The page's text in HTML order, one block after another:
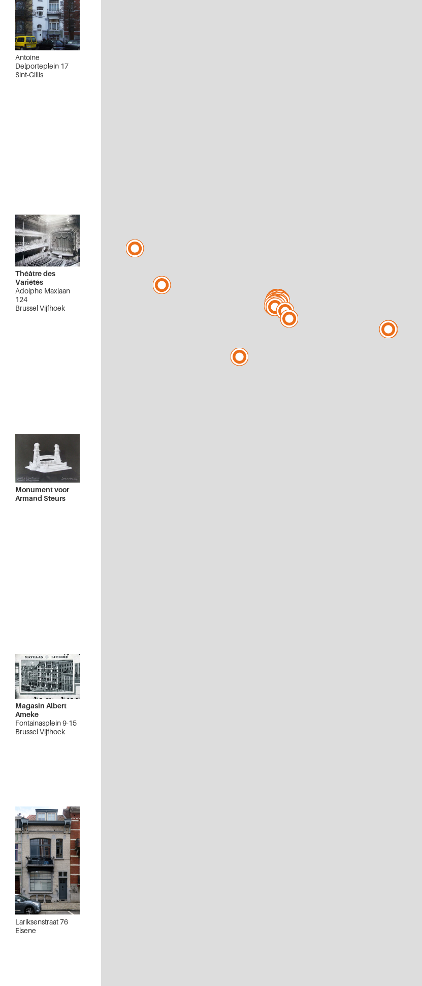
Antoine
Delporteplein 17
Sint-Gillis
Théâtre des
Variétés
Adolphe Maxlaan
124
Brussel Vijfhoek
Monument voor
Armand Steurs
Magasin Albert
Ameke
Fontainasplein 9-15
Brussel Vijfhoek
Lariksenstraat 76
Elsene